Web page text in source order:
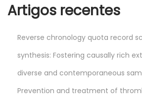
Artigos recentes
Reverse chronology quota record
synthesis: Fostering causally rich
diverse and contemporaneous
Prevention and treatment of